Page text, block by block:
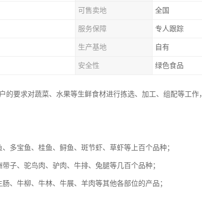
可售卖地 全国
服务保障 专人跟踪
生产基地 自有
安全性 绿色食品
的要求对蔬菜、水果等生鲜食材进行拣选、加工、组配等工
多宝鱼、桂鱼、鲟鱼、斑节虾、草虾等上百个品种；
子、驼鸟肉、驴肉、牛排、兔腿等几百个品种；
、牛柳、牛林、牛展、羊肉等其他各部位的产品；